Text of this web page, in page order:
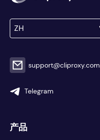
ZH
support@cliproxy.com
Telegram
产品